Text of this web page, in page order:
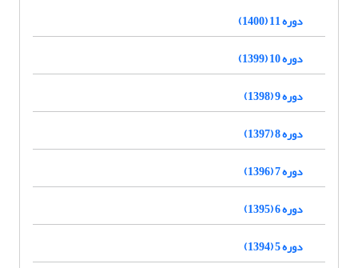
دوره 11 (1400)
دوره 10 (1399)
دوره 9 (1398)
دوره 8 (1397)
دوره 7 (1396)
دوره 6 (1395)
دوره 5 (1394)